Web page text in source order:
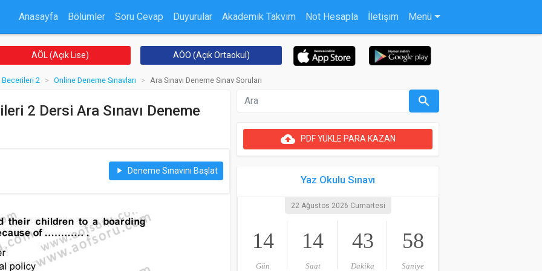
Anasayfa Bölümler Soru Cevap Duyurular Akademik Takvim Not Hesapla İletişim Menü
AÖL (Açık Lise) AÖO (Açık Ortaokul)
2 Online Deneme Sınavları Ara Sınavı Deneme Sınav Soruları
2 Dersi Ara Sınavı Deneme
play_arrow Deneme Sınavını Başlat
search
cloud_uploadPDF YÜKLE PARA KAZAN
Yaz Okulu Sınavı
22 Ağustos 2026 Cumartesi
14
Gün
14
Saat
43
Dakika
57
Saniye